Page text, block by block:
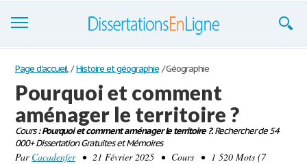
Dissertations
S'inscrire
Se connecter
Contactez-nous
Page d'accueil / Histoire et géographie /Géographie
Pourquoi et comment
aménager le territoire ?
Cours: Pourquoi et comment aménager le territoire ?.Rechercher de 54
000+ Dissertation Gratuites et Mémoires
Par Cacadenfer• 21 Février 2025 • Cours • 1 520 Mots (7